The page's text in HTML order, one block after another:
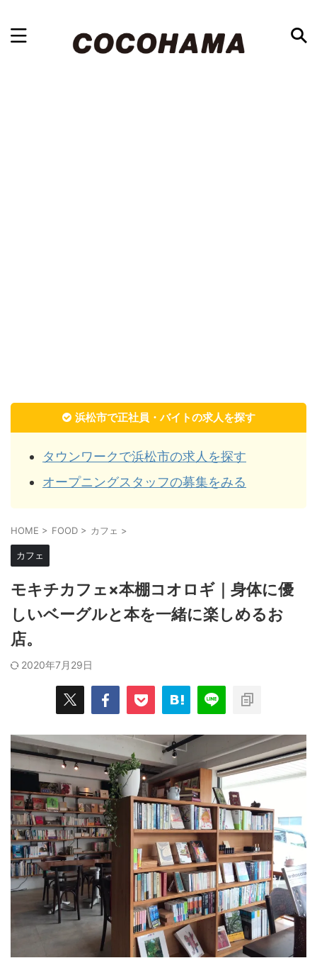
浜松市で正社員・バイトの求人を探す
タウンワークで浜松市の求人を探す
オープニングスタッフの募集をみる
HOME > FOOD > カフェ >
カフェ
モキチカフェ×本棚コオロギ｜身体に優
しいベーグルと本を一緒に楽しめるお
店。
2020年7月29日